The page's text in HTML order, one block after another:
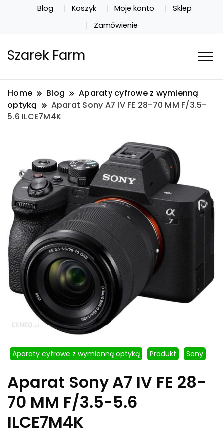
Blog Koszyk Moje konto
Sklep
Zamówienie
Szarek Farm
Home Blog
Aparaty cyfrowe z wymienną
optyką
Aparat Sony A7 IV FE 28-70 MM F/3.5-
5.6 ILCE7M4K
Aparaty cyfrowe z wymienną optyką Produkt Sony
Aparat Sony A7 IV FE 28-
70 MM F/3.5-5.6
ILCE7M4K